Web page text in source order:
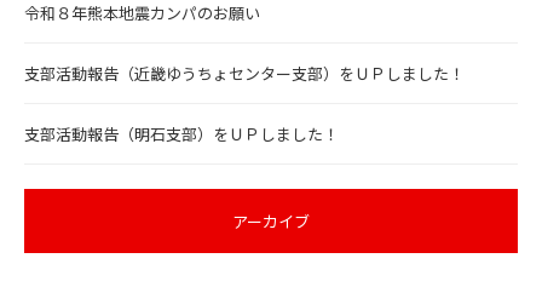
令和８年熊本地震カンパのお願い
支部活動報告（近畿ゆうちょセンター支部）をＵＰしました！
支部活動報告（明石支部）をＵＰしました！
アーカイブ